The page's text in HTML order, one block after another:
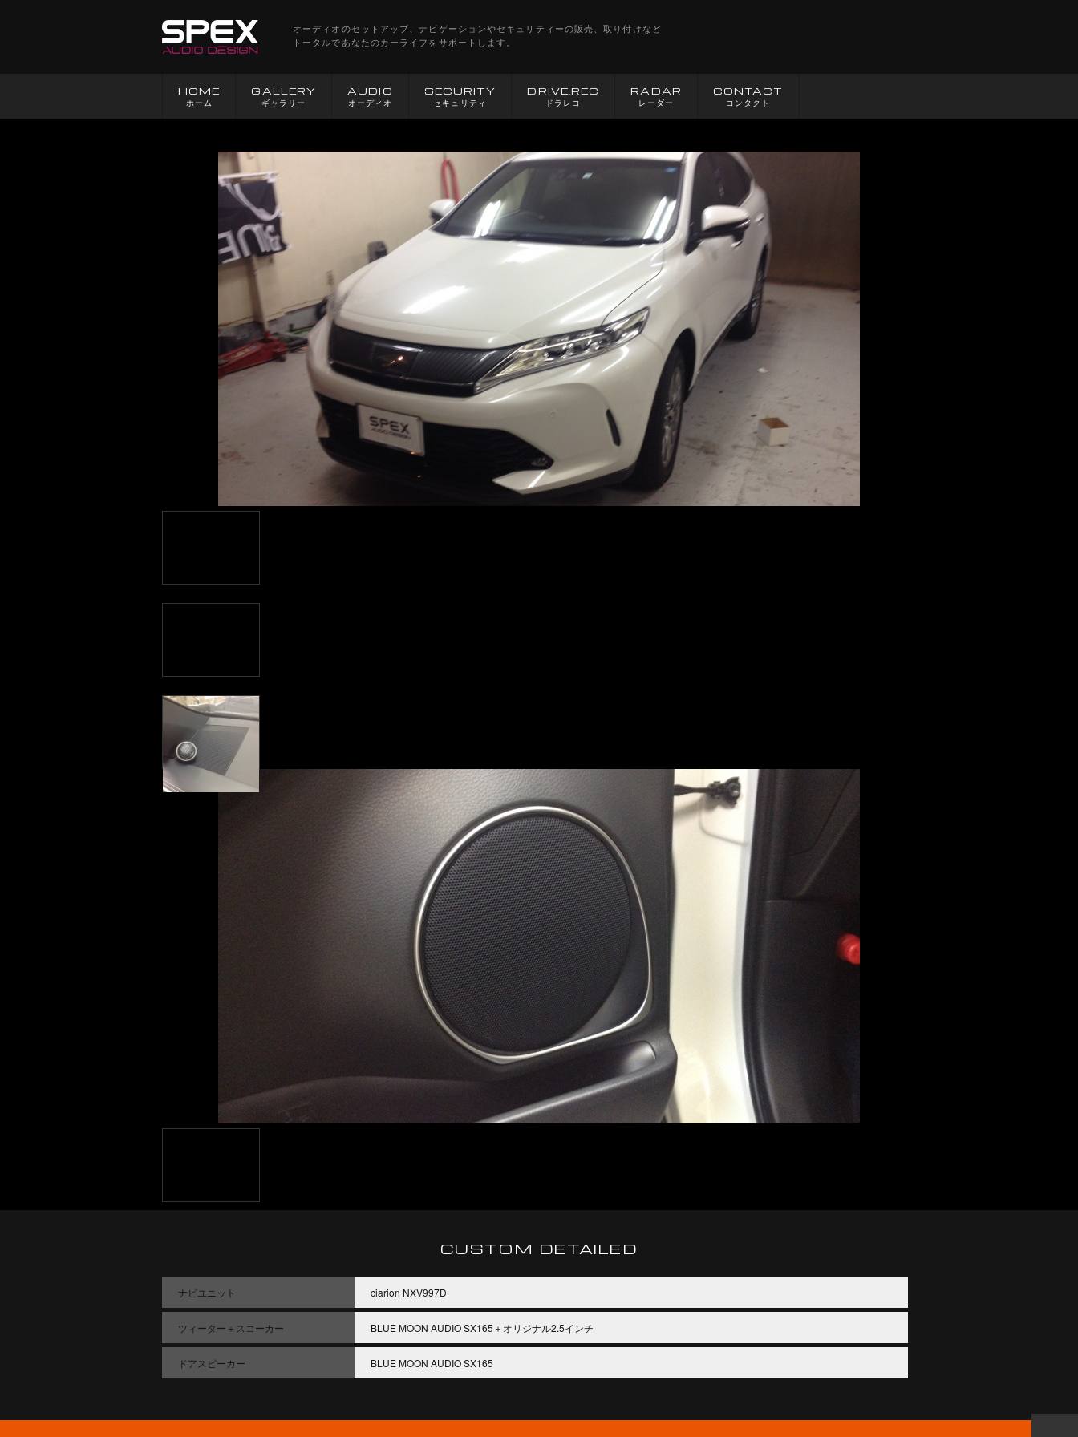
オーディオのセットアップ、ナビゲーションやセキュリティーの販売、取り付けなど
トータルであなたのカーライフをサポートします。
HOME
ホーム
GALLERY
ギャラリー
AUDIO
オーディオ
SECURITY
セキュリティ
DRIVE.REC
ドラレコ
RADAR
レーダー
CONTACT
コンタクト
CUSTOM DETAILED
ナビユニット ciarion NXV997D
ツィーター＋スコーカー BLUE MOON AUDIO SX165＋オリジナル2.5インチ
ドアスピーカー BLUE MOON AUDIO SX165